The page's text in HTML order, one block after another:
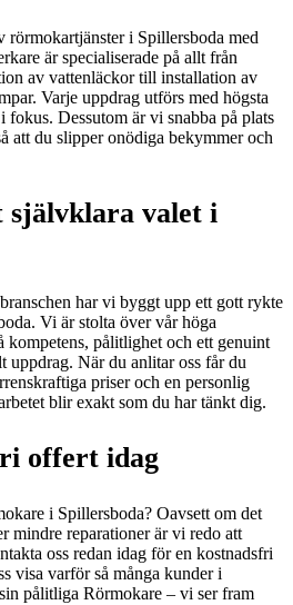
rörmokartjänster i Spillersboda med
är specialiserade på allt från
av vattenläckor till installation av
Varje uppdrag utförs med högsta
Dessutom är vi snabba på plats
att du slipper onödiga bekymmer och
valet i
har vi byggt upp ett gott rykte
Vi är stolta över vår höga
kompetens, pålitlighet och ett genuint
uppdrag. När du anlitar oss får du
priser och en personlig
blir exakt som du har tänkt dig.
offert idag
i Spillersboda? Oavsett om det
mindre reparationer är vi redo att
oss redan idag för en kostnadsfri
visa varför så många kunder i
pålitliga Rörmokare – vi ser fram